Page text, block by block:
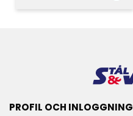
PROFIL OCH INLOGGNING